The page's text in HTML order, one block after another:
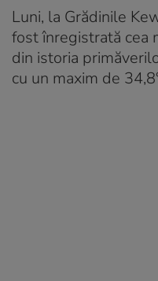
Luni, la Grădinile
fost înregistrată cea
din istoria
cu un maxim de